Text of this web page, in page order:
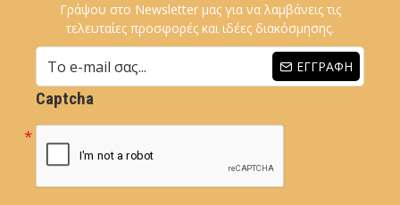
Γράψου στο Newsletter μας για να λαμβάνεις τις
τελευταίες προσφορές και ιδέες διακόσμησης.
ΕΓΓΡΑΦΉ
Captcha